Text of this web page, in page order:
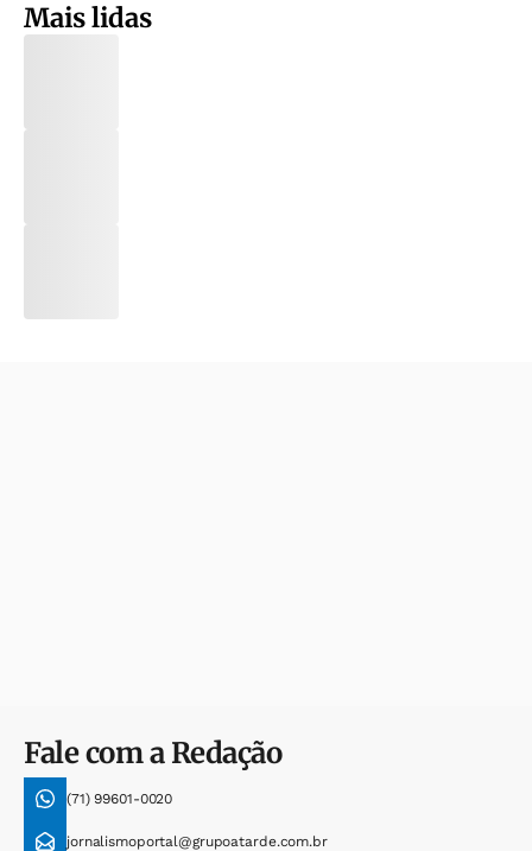
Mais lidas
Fale com a Redação
(71) 99601-0020
jornalismoportal@grupoatarde.com.br